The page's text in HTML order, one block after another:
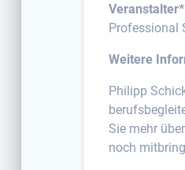
Professional
Weitere
Philipp
Sie mehr
noch